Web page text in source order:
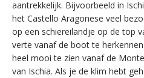
aantrekkelijk. Bijvoorbeeld in
het Castello Aragonese veel
op een schiereilandje op de top
verte vanaf de boot te
heel mooi te zien vanaf de
van Ischia. Als je de klim hebt